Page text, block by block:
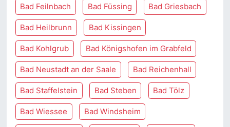
Bad Feilnbach Bad Füssing Bad Griesbach
Bad Heilbrunn Bad Kissingen
Bad Kohlgrub Bad Königshofen im Grabfeld
Bad Neustadt an der Saale Bad Reichenhall
Bad Staffelstein Bad Steben Bad Tölz
Bad Wiessee Bad Windsheim